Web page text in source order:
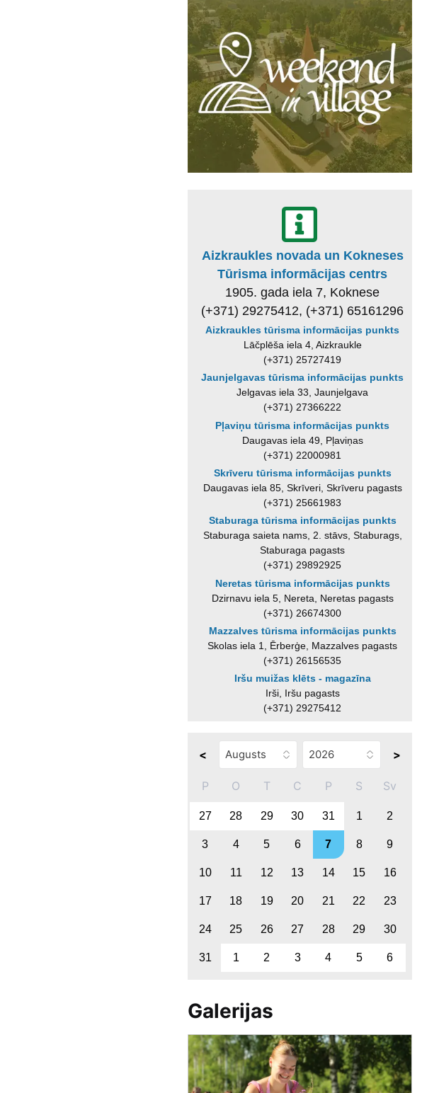
Aizkraukles novada un Kokneses
Tūrisma informācijas centrs
1905. gada iela 7, Koknese
(+371) 29275412, (+371) 65161296
Aizkraukles tūrisma informācijas punkts
Lāčplēša iela 4, Aizkraukle
(+371) 25727419
Jaunjelgavas tūrisma informācijas punkts
Jelgavas iela 33, Jaunjelgava
(+371) 27366222
Pļaviņu tūrisma informācijas punkts
Daugavas iela 49, Pļaviņas
(+371) 22000981
Skrīveru tūrisma informācijas punkts
Daugavas iela 85, Skrīveri, Skrīveru pagasts
(+371) 25661983
Staburaga tūrisma informācijas punkts
Staburaga saieta nams, 2. stāvs, Staburags,
Staburaga pagasts
(+371) 29892925
Neretas tūrisma informācijas punkts
Dzirnavu iela 5, Nereta, Neretas pagasts
(+371) 26674300
Mazzalves tūrisma informācijas punkts
Skolas iela 1, Ērberģe, Mazzalves pagasts
(+371) 26156535
Iršu muižas klēts - magazīna
Irši, Iršu pagasts
(+371) 29275412
< >
P O T C P S Sv
27 28 29 30 31 1 2
3 4 5 6 7 8 9
10 11 12 13 14 15 16
17 18 19 20 21 22 23
24 25 26 27 28 29 30
31 1 2 3 4 5 6
Galerijas